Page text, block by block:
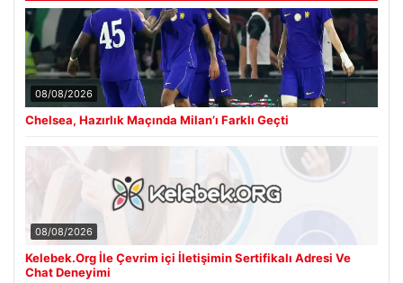
08/08/2026
Chelsea, Hazırlık Maçında Milan’ı Farklı Geçti
08/08/2026
Kelebek.Org İle Çevrim içi İletişimin Sertifikalı Adresi Ve
Chat Deneyimi